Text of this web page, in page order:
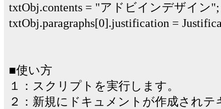
txtObj.contents = "アドビインデザイン";
txtObj.paragraphs[0].justification =
■使い方
１：スクリプトを実行します。
２：新規にドキュメントが作成され